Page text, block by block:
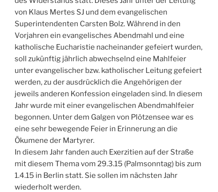
von Klaus Mertes SJ und dem evangelischen
Superintendenten Carsten Bolz. Während in den
Vorjahren ein evangelisches Abendmahl und eine
katholische Eucharistie nacheinander gefeiert wurden,
soll zukünftig jährlich abwechselnd eine Mahlfeier
unter evangelischer bzw. katholischer Leitung gefeiert
werden, zu der ausdrücklich die Angehörigen der
jeweils anderen Konfession eingeladen sind. In diesem
Jahr wurde mit einer evangelischen Abendmahlfeier
begonnen. Unter dem Galgen von Plötzensee war es
eine sehr bewegende Feier in Erinnerung an die
Ökumene der Martyrer.
In diesem Jahr fanden auch Exerzitien auf der Straße
mit diesem Thema vom 29.3.15 (Palmsonntag) bis zum
1.4.15 in Berlin statt. Sie sollen im nächsten Jahr
wiederholt werden.